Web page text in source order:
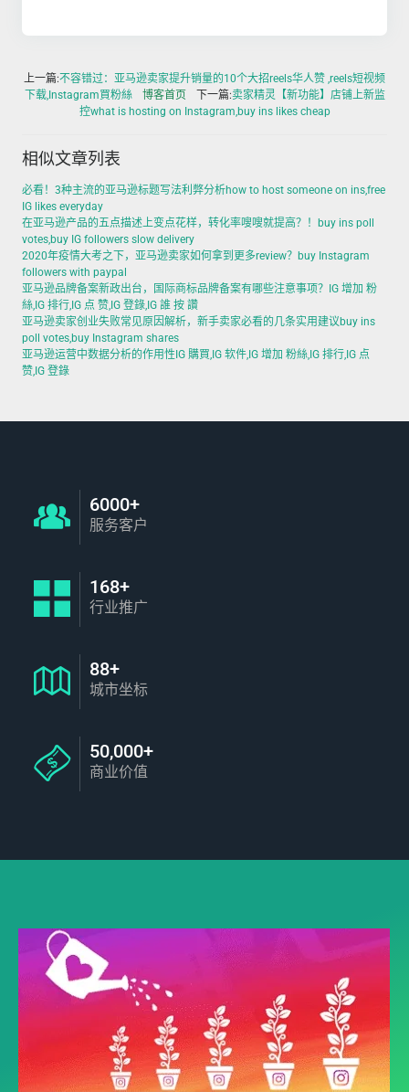
上一篇:不容错过：亚马逊卖家提升销量的10个大招reels华人赞 ,reels短视频
下载,Instagram買粉絲
博客首页 下一篇:卖家精灵【新功能】店铺上新监
控what is hosting on Instagram,buy ins likes cheap
相似文章列表
必看！3种主流的亚马逊标题写法利弊分析how to host someone on ins,free
IG likes everyday
在亚马逊产品的五点描述上变点花样，转化率嗖嗖就提高？！buy ins poll
votes,buy IG followers slow delivery
2020年疫情大考之下，亚马逊卖家如何拿到更多review？buy Instagram
followers with paypal
亚马逊品牌备案新政出台，国际商标品牌备案有哪些注意事项？IG 增加 粉
絲,IG 排行,IG 点 赞,IG 登錄,IG 誰 按 讚
亚马逊卖家创业失败常见原因解析，新手卖家必看的几条实用建议buy ins
poll votes,buy Instagram shares
亚马逊运营中数据分析的作用性IG 購買,IG 软件,IG 增加 粉絲,IG 排行,IG 点
赞,IG 登錄
6000+
服务客户
168+
行业推广
88+
城市坐标
50,000+
商业价值